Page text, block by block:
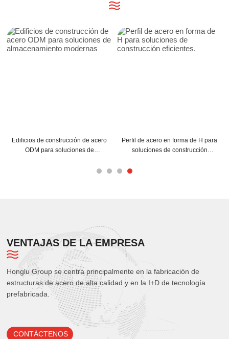
Edificios de construcción de acero
ODM para soluciones de
Perfil de acero en forma de H para
soluciones de construcción
VENTAJAS DE LA EMPRESA
Honglu Group se centra principalmente en la fabricación de
estructuras de acero de alta calidad y en la I+D de tecnología
prefabricada.
CONTÁCTENOS